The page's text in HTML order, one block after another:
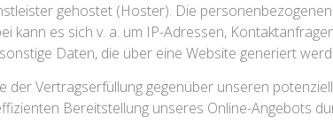
gehostet (Hoster). Die
kann es sich v. a. um IP-Adressen,
Daten, die über eine Website generiert
Vertragserfüllung gegenüber unseren
Bereitstellung unseres Online-Angebots